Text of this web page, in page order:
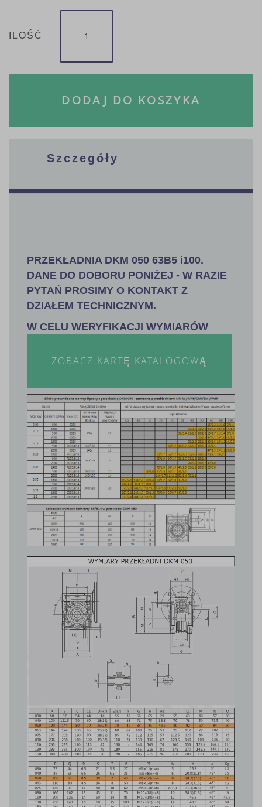
ILOŚĆ
DODAJ DO KOSZYKA
Szczegóły
PRZEKŁADNIA DKM 050 63B5 i100.
DANE DO DOBORU PONIŻEJ - W RAZIE
PYTAŃ PROSIMY O KONTAKT Z
DZIAŁEM TECHNICZNYM.
W CELU WERYFIKACJI WYMIARÓW
ZOBACZ KARTĘ KATALOGOWĄ